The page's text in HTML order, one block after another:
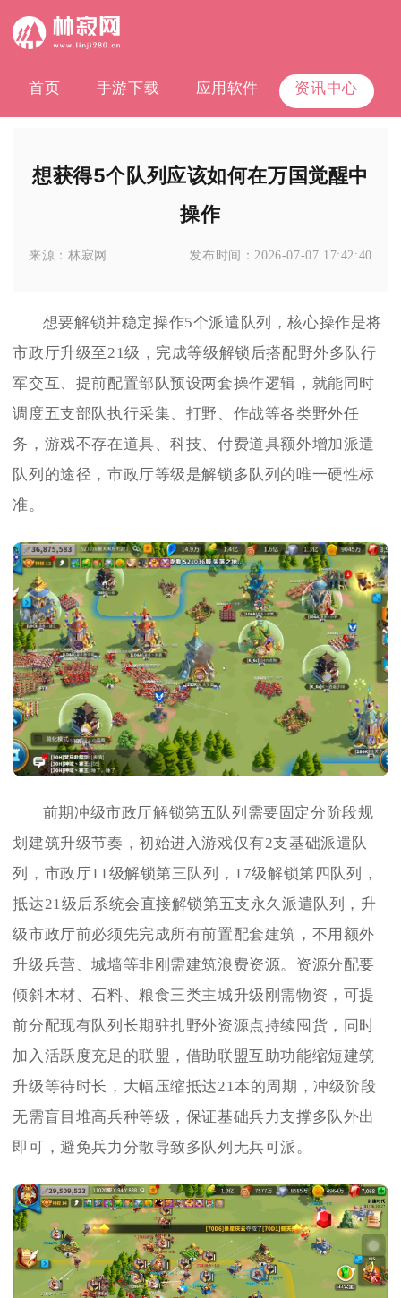
首页 手游下载 应用软件 资讯中心
想获得5个队列应该如何在万国觉醒中
操作
来源：林寂网 发布时间： 2026-07-07 17:42:40
想要解锁并稳定操作5个派遣队列，核心操作是将
市政厅升级至21级，完成等级解锁后搭配野外多队行
军交互、提前配置部队预设两套操作逻辑，就能同时
调度五支部队执行采集、打野、作战等各类野外任
务，游戏不存在道具、科技、付费道具额外增加派遣
队列的途径，市政厅等级是解锁多队列的唯一硬性标
准。
前期冲级市政厅解锁第五队列需要固定分阶段规
划建筑升级节奏，初始进入游戏仅有2支基础派遣队
列，市政厅11级解锁第三队列，17级解锁第四队列，
抵达21级后系统会直接解锁第五支永久派遣队列，升
级市政厅前必须先完成所有前置配套建筑，不用额外
升级兵营、城墙等非刚需建筑浪费资源。资源分配要
倾斜木材、石料、粮食三类主城升级刚需物资，可提
前分配现有队列长期驻扎野外资源点持续囤货，同时
加入活跃度充足的联盟，借助联盟互助功能缩短建筑
升级等待时长，大幅压缩抵达21本的周期，冲级阶段
无需盲目堆高兵种等级，保证基础兵力支撑多队外出
即可，避免兵力分散导致多队列无兵可派。